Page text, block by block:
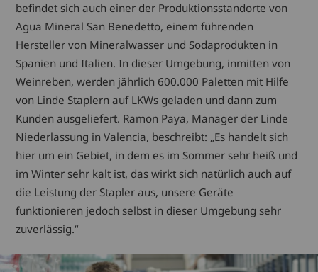
befindet sich auch einer der Produktionsstandorte von
Agua Mineral San Benedetto, einem führenden
Hersteller von Mineralwasser und Sodaprodukten in
Spanien und Italien. In dieser Umgebung, inmitten von
Weinreben, werden jährlich 600.000 Paletten mit Hilfe
von Linde Staplern auf LKWs geladen und dann zum
Kunden ausgeliefert. Ramon Paya, Manager der Linde
Niederlassung in Valencia, beschreibt: „Es handelt sich
hier um ein Gebiet, in dem es im Sommer sehr heiß und
im Winter sehr kalt ist, das wirkt sich natürlich auch auf
die Leistung der Stapler aus, unsere Geräte
funktionieren jedoch selbst in dieser Umgebung sehr
zuverlässig.“